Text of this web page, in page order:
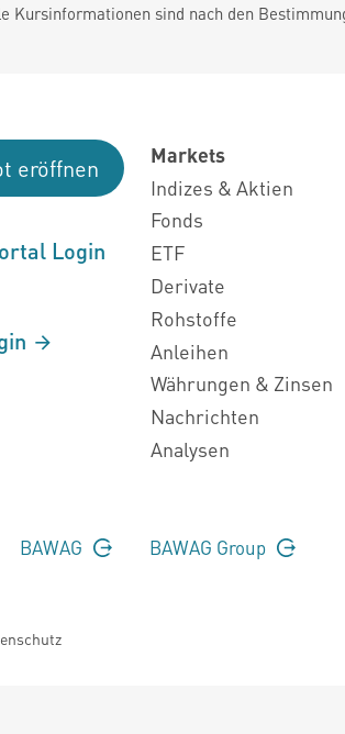
Kursinformationen sind nach den
eröffnen
Login
Markets
Indizes & Aktien
Fonds
ETF
Derivate
Rohstoffe
Anleihen
Währungen & Zinsen
Nachrichten
Analysen
BAWAG BAWAG Group